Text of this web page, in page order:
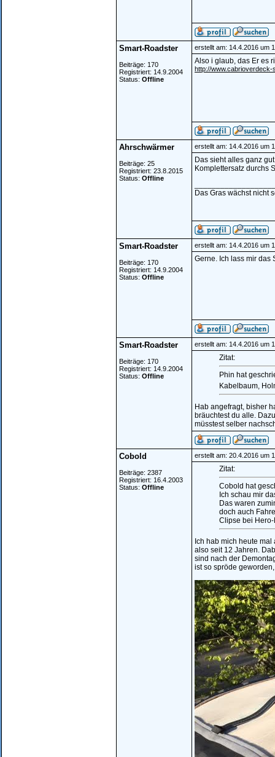
Smart-Roadster
Beiträge: 170
Registriert: 14.9.2004
Status: Offline
erstellt am: 14.4.2016 um
Also i glaub, das Er es
http://
Ahrschwärmer
Beiträge: 25
Registriert: 23.8.2015
Status: Offline
erstellt am: 14.4.2016 um
Das sieht alles ganz
Komplettersatz durchs
Das Gras wächst nicht
Smart-Roadster
Beiträge: 170
Registriert: 14.9.2004
Status: Offline
erstellt am: 14.4.2016 um
Gerne. Ich lass mir das
Smart-Roadster
Beiträge: 170
Registriert: 14.9.2004
Status: Offline
erstellt am: 14.4.2016 um
Zitat:
Phin hat
Kabelbaum,
Hab angefragt, bisher
bräuchtest du alle.
müsstest selber
Cobold
Beiträge: 2387
Registriert: 16.4.2003
Status: Offline
erstellt am: 20.4.2016 um
Zitat:
Cobold hat
Ich schau mir
Das waren
doch auch
Clipse bei
Ich hab mich heute
also seit 12 Jahren.
sind nach der
ist so spröde